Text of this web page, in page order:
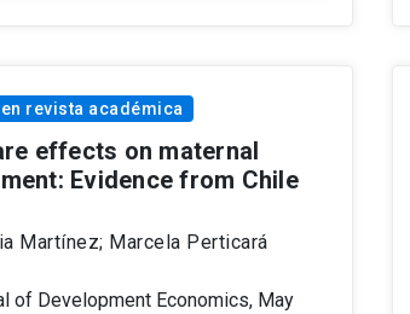
revista académica
effects on maternal
Evidence from Chile
Martínez; Marcela Perticará
of Development Economics, May